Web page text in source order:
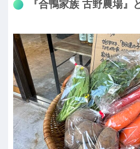
『合鴨家族 古野農場』